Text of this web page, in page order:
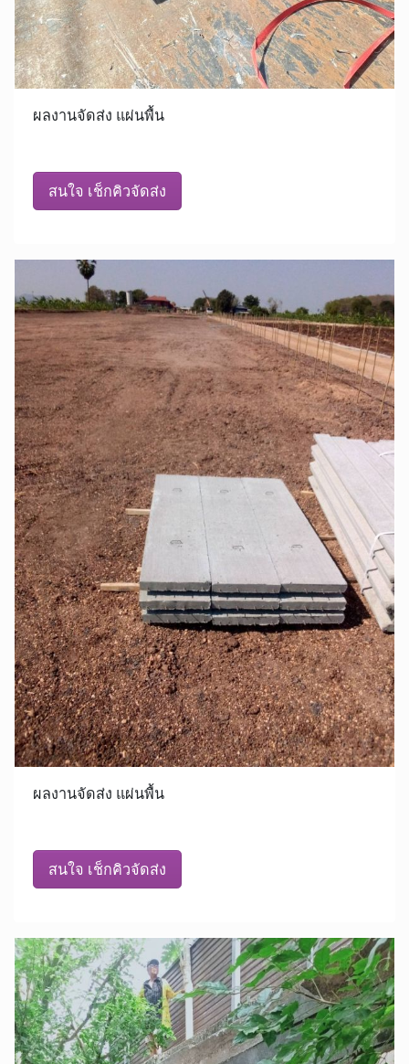
ผลงานจัดส่ง แผ่นพื้น
สนใจ เช็กคิวจัดส่ง
ผลงานจัดส่ง แผ่นพื้น
สนใจ เช็กคิวจัดส่ง